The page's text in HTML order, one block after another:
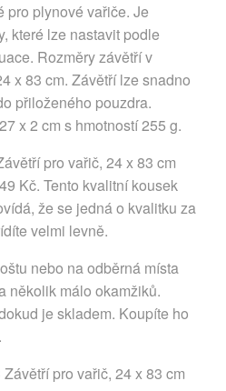
pro plynové vařiče. Je
které lze nastavit podle
Rozměry závětří v
x 83 cm. Závětří lze snadno
přiloženého pouzdra.
x 2 cm s hmotností 255 g.
pro vařič, 24 x 83 cm
Kč. Tento kvalitní kousek
že se jedná o kvalitku za
velmi levně.
nebo na odběrná místa
několik málo okamžiků.
je skladem. Koupíte ho
.
pro vařič, 24 x 83 cm